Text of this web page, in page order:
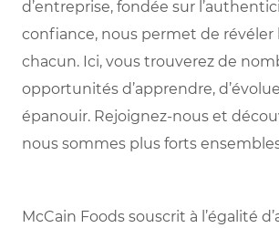
d’entreprise, fondée sur
confiance, nous permet de révéler
chacun. Ici, vous trouverez de
opportunités d’apprendre,
épanouir. Rejoignez-nous et
nous sommes plus forts
McCain Foods souscrit à l’égalité